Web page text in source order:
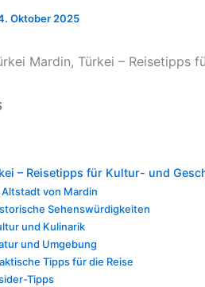
Oktober 2025
– Reisetipps für Kultur- und
Altstadt von Mardin
Sehenswürdigkeiten
und Kulinarik
und Umgebung
Tipps für die Reise
Tipps